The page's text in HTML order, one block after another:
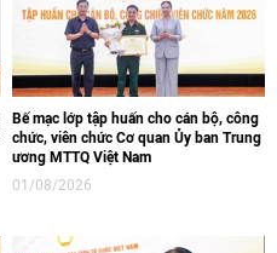
Bế mạc lớp tập huấn cho cán bộ, công
chức, viên chức Cơ quan Ủy ban Trung
ương MTTQ Việt Nam
01/08/2026